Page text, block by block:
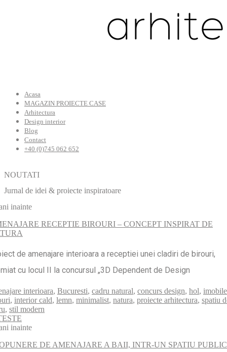
Acasa
MAGAZIN PROIECTE CASE
Arhitectura
Design interior
Blog
Contact
+40 (0)745 062 652
NOUTATI
Jurnal de idei & proiecte inspiratoare
inainte
RECEPTIE BIROURI – CONCEPT INSPIRAT DE
de amenajare interioara a receptiei unei cladiri de birouri,
cu locul II la concursul „3D Dependent de Design
interioara, Bucuresti, cadru natural, concurs design, hol, imobile
, interior cald, lemn, minimalist, natura, proiecte arhitectura, spatiu
, stil modern
inainte
DE AMENAJARE A BAII, INTR-UN SPATIU PUBLIC